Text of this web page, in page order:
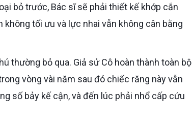
bỏ trước, Bác sĩ sẽ phải thiết kế khớp cắn
tối ưu và lực nhai vẫn không cân bằng
vòng vài năm sau đó chiếc răng này vẫn
số bảy kế cận, và đến lúc phải nhổ cấp cứu